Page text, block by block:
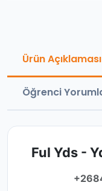
Ürün Açıklaması
Öğrenci
Ful Yds -